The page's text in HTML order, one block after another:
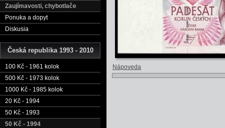
Zaujímavosti, chybotlače
Ponuka a dopyt
Diskusia
Česká republika 1993 - 2010
100 Kč - 1961 kolok
500 Kč - 1973 kolok
1000 Kč - 1985 kolok
20 Kč - 1994
50 Kč - 1993
50 Kč - 1994
Nápoveda